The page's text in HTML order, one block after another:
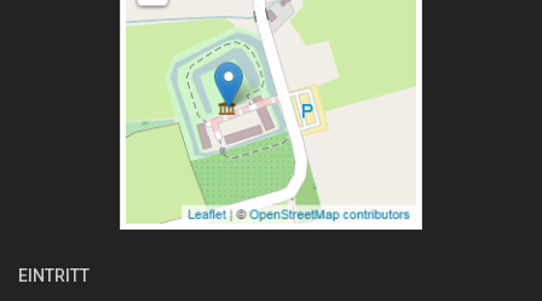
EINTRITT